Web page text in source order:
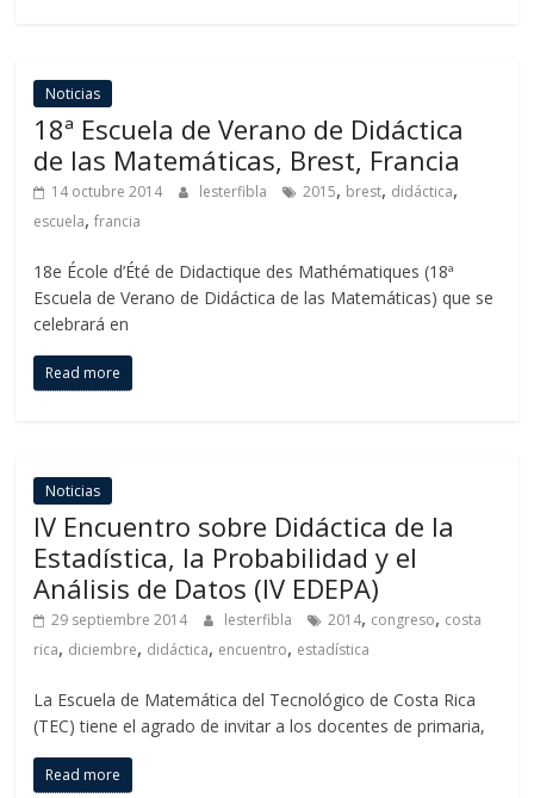
Noticias
18ª Escuela de Verano de Didáctica
de las Matemáticas, Brest, Francia
14 octubre 2014 lesterfibla 2015, brest, didáctica,
escuela,francia
18e École d’Été de Didactique des Mathématiques (18ª
Escuela de Verano de Didáctica de las Matemáticas) que se
celebrará en
Read more
Noticias
IV Encuentro sobre Didáctica de la
Estadística, la Probabilidad y el
Análisis de Datos (IV EDEPA)
29 septiembre 2014 lesterfibla 2014, congreso, costa
rica, diciembre, didáctica, encuentro, estadística
La Escuela de Matemática del Tecnológico de Costa Rica
(TEC) tiene el agrado de invitar a los docentes de primaria,
Read more